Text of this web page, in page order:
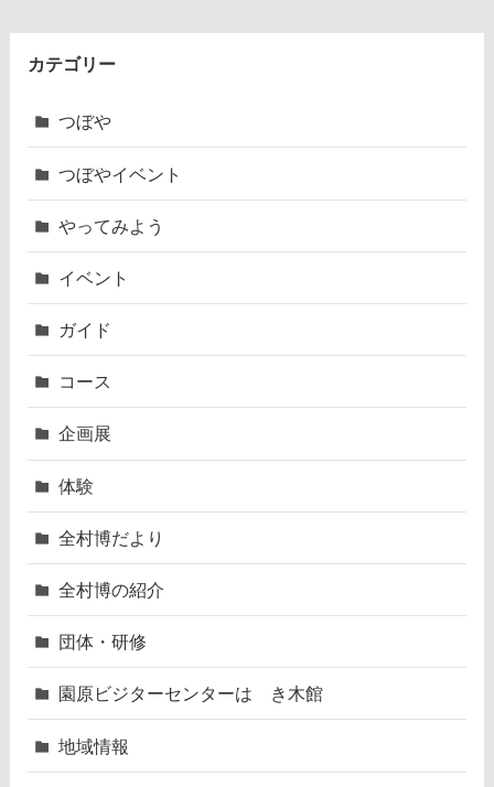
カテゴリー
つぼや
つぼやイベント
やってみよう
イベント
ガイド
コース
企画展
体験
全村博だより
全村博の紹介
団体・研修
園原ビジターセンターはゝき木館
地域情報